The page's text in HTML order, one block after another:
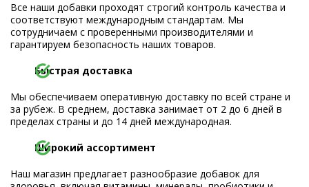
Все наши добавки проходят строгий контроль качества и
соответствуют международным стандартам. Мы
сотрудничаем с проверенными производителями и
гарантируем безопасность наших товаров.
Быстрая доставка
Мы обеспечиваем оперативную доставку по всей стране и
за рубеж. В среднем, доставка занимает от 2 до 6 дней в
пределах страны и до 14 дней международная.
Широкий ассортимент
Наш магазин предлагает разнообразие добавок для